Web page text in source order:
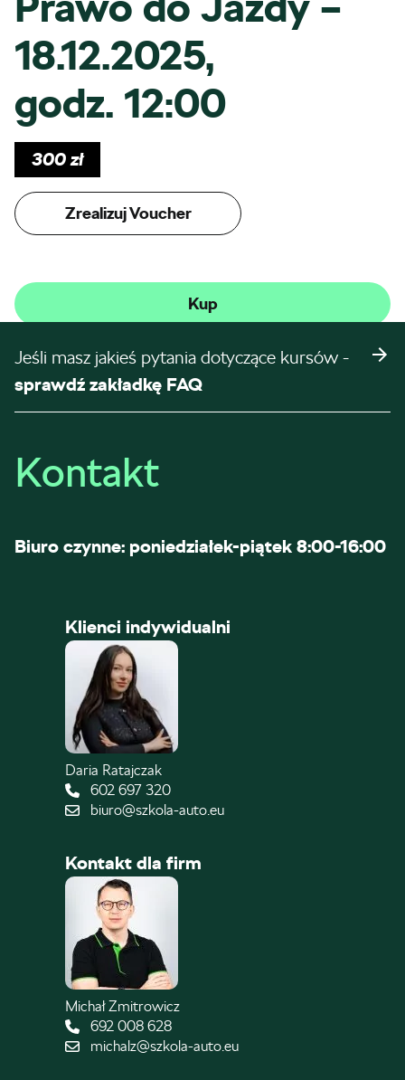
18.12.2025,
godz. 12:00
300zł
Zrealizuj Voucher
Kup
Jeśli masz jakieś pytania dotyczące kursów -
sprawdź zakładkę FAQ
Kontakt
Biuro czynne: poniedziałek-piątek 8:00-16:00
Klienci indywidualni
Daria Ratajczak
602 697 320
biuro@szkola-auto.eu
Kontakt dla firm
Michał Zmitrowicz
692 008 628
michalz@szkola-auto.eu